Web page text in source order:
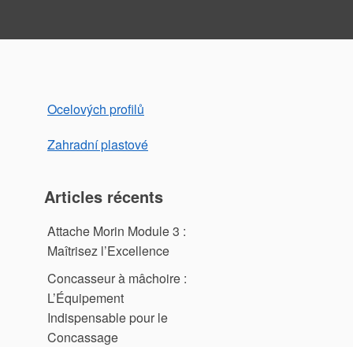
Ocelových profilů
Zahradní plastové
Articles récents
Attache Morin Module 3 :
Maîtrisez l’Excellence
Concasseur à mâchoire :
L’Équipement
Indispensable pour le
Concassage